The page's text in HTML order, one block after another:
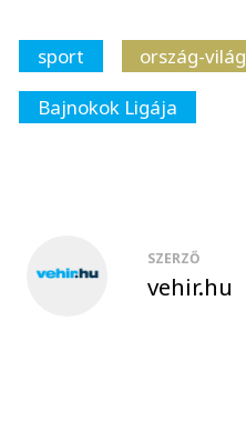
sport ország-világ
Bajnokok Ligája
SZERZŐ
vehir.hu